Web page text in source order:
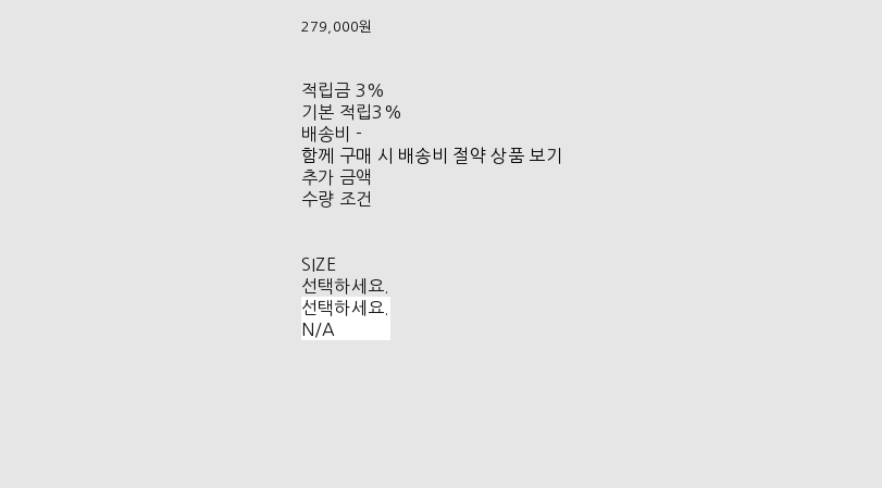
279,000원
적립금 3%
기본 적립3%
배송비 -
함께 구매 시 배송비 절약 상품 보기
추가 금액
수량 조건
SIZE
선택하세요.
선택하세요.
N/A